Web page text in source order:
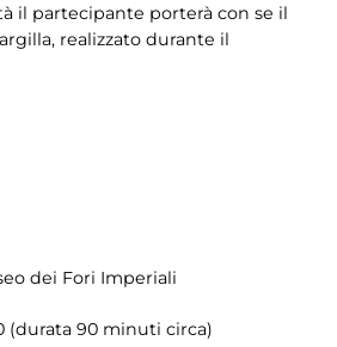
il partecipante porterà con se il
realizzato durante il
dei Fori Imperiali
(durata 90 minuti circa)